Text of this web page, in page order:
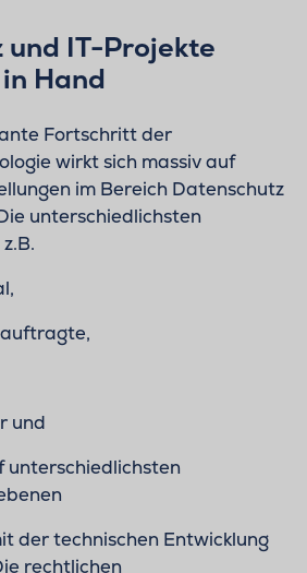
und IT-Projekte
Hand
Fortschritt der
wirkt sich massiv auf
im Bereich Datenschutz
unterschiedlichsten
und
unterschiedlichsten
der technischen Entwicklung
rechtlichen